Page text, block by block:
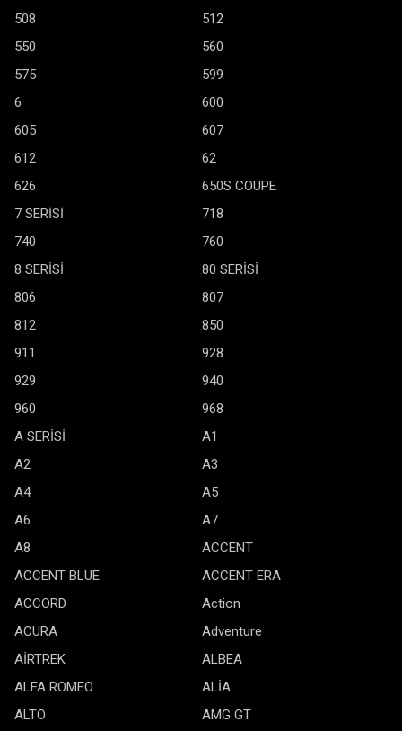
508
512
550
560
575
599
6
600
605
607
612
62
626
650S COUPE
7 SERİSİ
718
740
760
8 SERİSİ
80 SERİSİ
806
807
812
850
911
928
929
940
960
968
A SERİSİ
A1
A2
A3
A4
A5
A6
A7
A8
ACCENT
ACCENT BLUE
ACCENT ERA
ACCORD
Action
ACURA
Adventure
AİRTREK
ALBEA
ALFA ROMEO
ALİA
ALTO
AMG GT